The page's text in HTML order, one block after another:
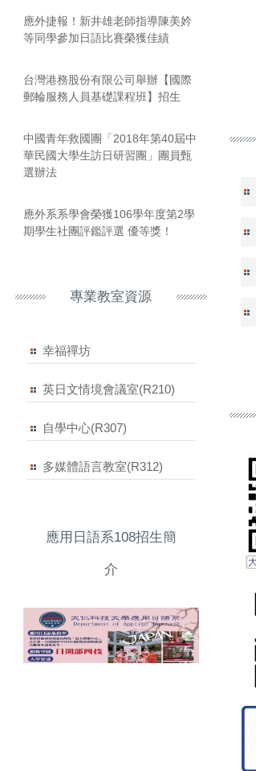
應外捷報！新井雄老師指導陳美妗
等同學參加日語比賽榮獲佳績
台灣港務股份有限公司舉辦【國際
郵輪服務人員基礎課程班】招生
中國青年救國團「2018年第40屆中
華民國大學生訪日研習團」團員甄
選辦法
應外系系學會榮獲106學年度第2學
期學生社團評鑑評選 優等獎！
專業教室資源
幸福禪坊
英日文情境會議室(R210)
自學中心(R307)
多媒體語言教室(R312)
應用日語系108招生簡
介